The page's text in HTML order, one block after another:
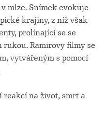
mlze. Snímek evokuje
krajiny, z níž však
prolínající se se
rukou. Ramirovy filmy se
vytvářeným s pomocí
na život, smrt a